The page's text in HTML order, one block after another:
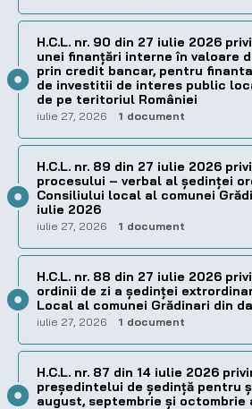
H.C.L. nr. 90 din 27 iulie 2026
unei finanțări interne în valoare
prin credit bancar, pentru
de investitii de interes public
de pe teritoriul României
iulie 27, 2026 1 document
H.C.L. nr. 89 din 27 iulie 2026
procesului – verbal al şedinţei
Consiliului local al comunei
iulie 2026
iulie 27, 2026 1 document
H.C.L. nr. 88 din 27 iulie 2026
ordinii de zi a şedinţei
Local al comunei Grădinari din
iulie 27, 2026 1 document
H.C.L. nr. 87 din 14 iulie 2026
preşedintelui de şedinţă pentru
august, septembrie și octombrie